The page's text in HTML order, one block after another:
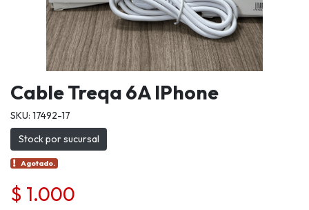
Cable Treqa 6A IPhone
SKU: 17492-17
Stock por sucursal
Agotado.
$ 1.000